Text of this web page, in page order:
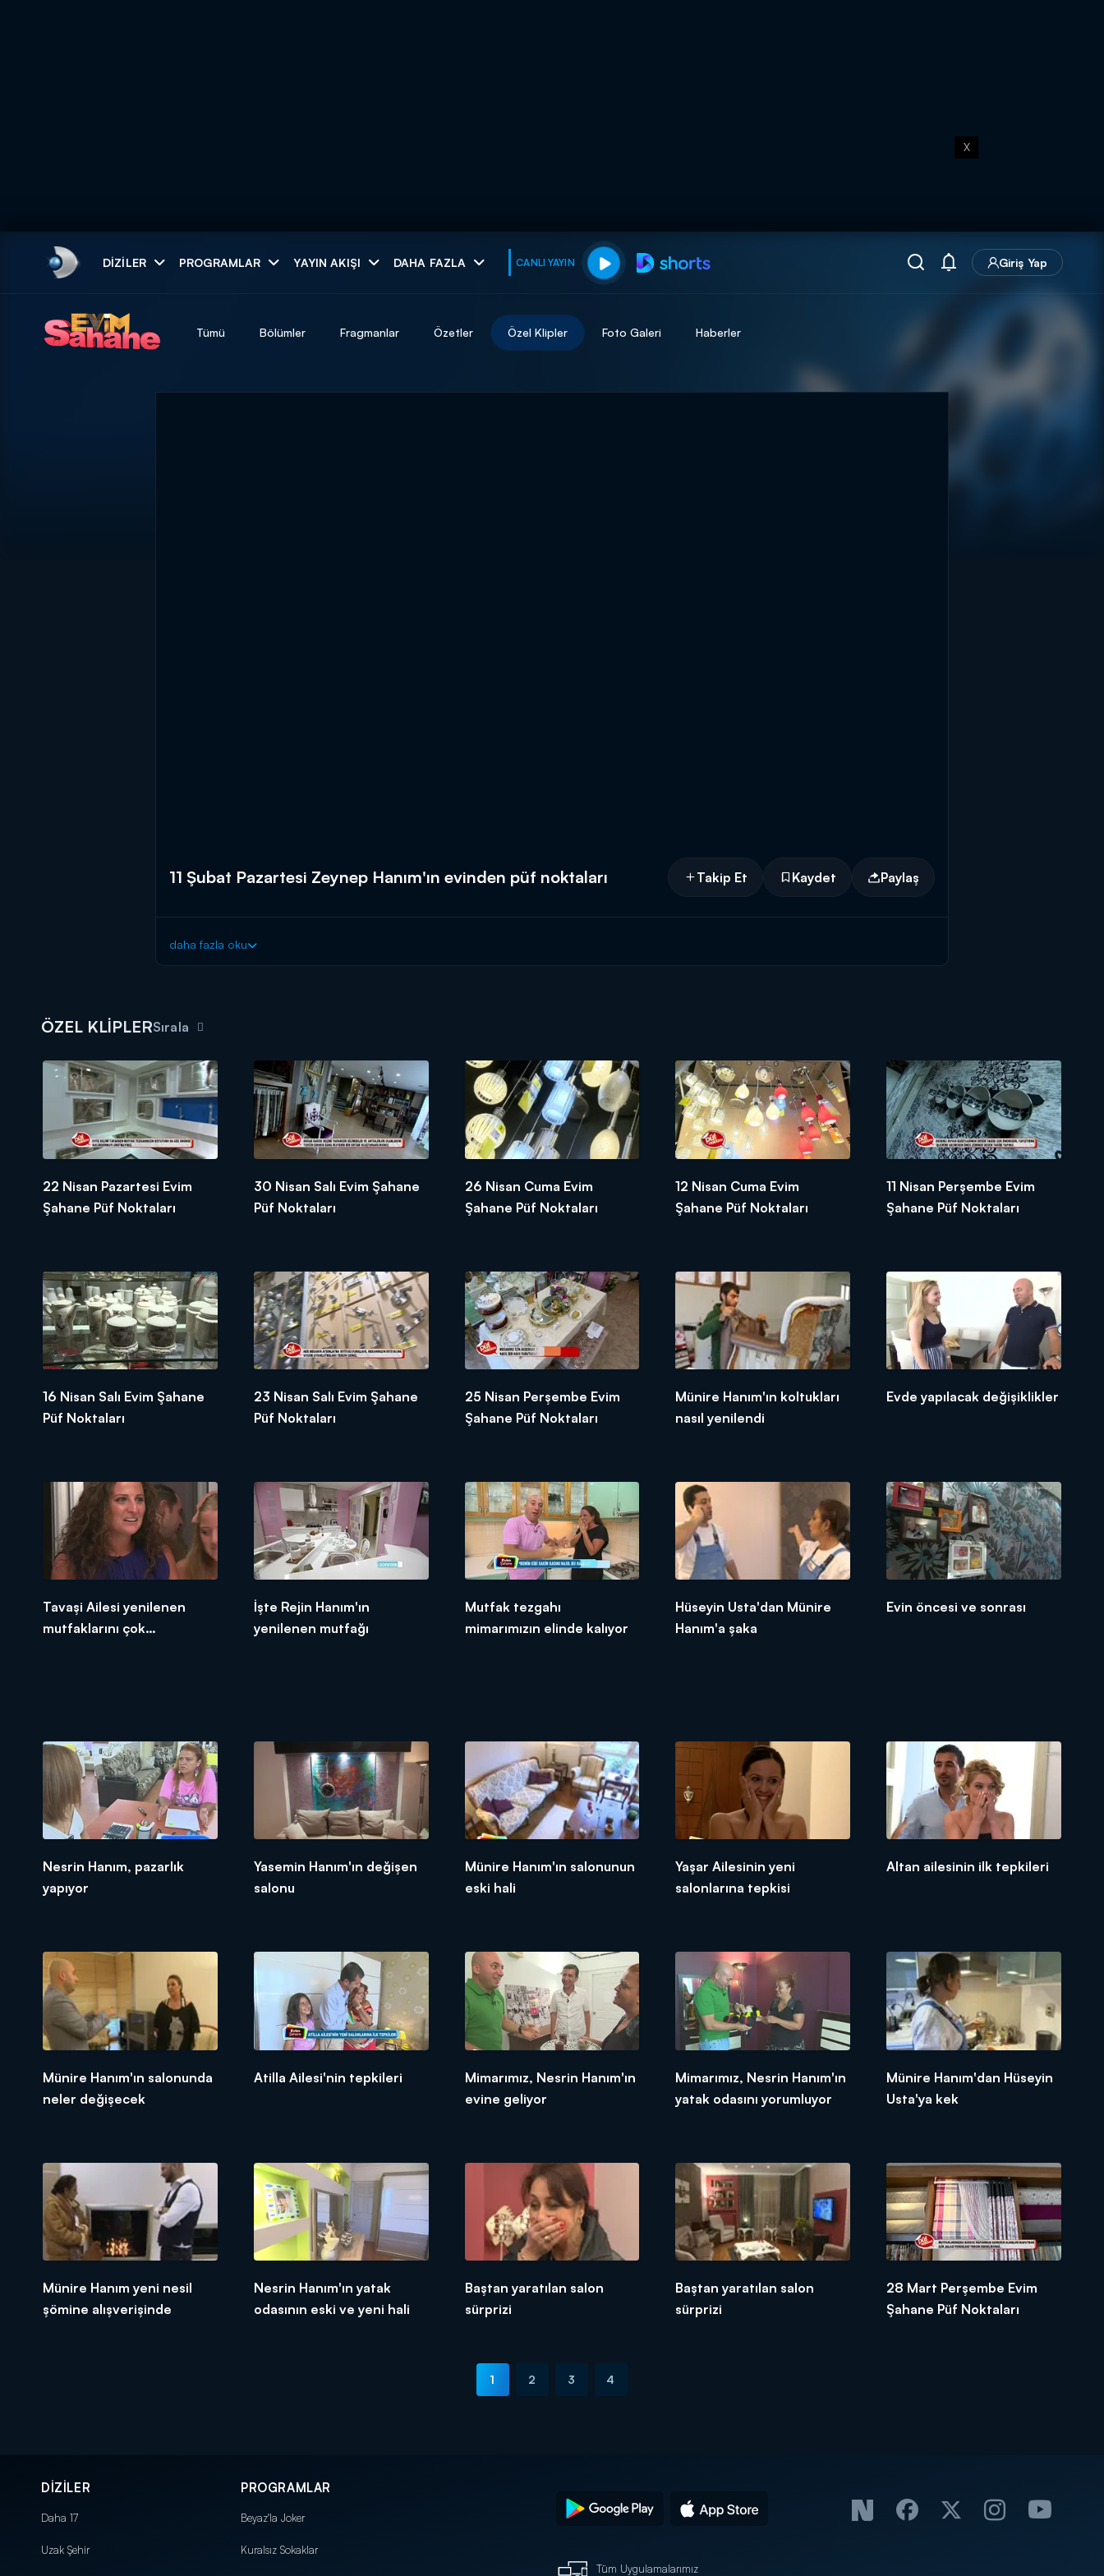
X
DIZILER PROGRAMLAR YAYIN AKIŞI DAHA FAZLA CANLI YAYIN Giriş Yap
muhteşem ikili
Tümü Bölümler Fragmanlar Özetler Özel Klipler Foto Galeri Haberler
11 Şubat Pazartesi Zeynep Hanım'ın evinden püf noktaları Takip Et Kaydet Paylaş
daha fazla oku
ÖZEL KLİPLERSırala
22 Nisan Pazartesi Evim
Şahane Püf Noktaları
30 Nisan Salı Evim Şahane
Püf Noktaları
26 Nisan Cuma Evim
Şahane Püf Noktaları
12 Nisan Cuma Evim
Şahane Püf Noktaları
11 Nisan Perşembe Evim
Şahane Püf Noktaları
16 Nisan Salı Evim Şahane
Püf Noktaları
23 Nisan Salı Evim Şahane
Püf Noktaları
25 Nisan Perşembe Evim
Şahane Püf Noktaları
Münire Hanım'ın koltukları
nasıl yenilendi
Evde yapılacak değişiklikler
Tavaşi Ailesi yenilenen
mutfaklarını çok
İşte Rejin Hanım'ın
yenilenen mutfağı
Mutfak tezgahı
mimarımızın elinde kalıyor
Hüseyin Usta'dan Münire
Hanım'a şaka
Evin öncesi ve sonrası
Nesrin Hanım, pazarlık
yapıyor
Yasemin Hanım'ın değişen
salonu
Münire Hanım'ın salonunun
eski hali
Yaşar Ailesinin yeni
salonlarına tepkisi
Altan ailesinin ilk tepkileri
Münire Hanım'ın salonunda
neler değişecek
Atilla Ailesi'nin tepkileri
Mimarımız, Nesrin Hanım'ın
evine geliyor
Mimarımız, Nesrin Hanım'ın
yatak odasını yorumluyor
Münire Hanım'dan Hüseyin
Usta'ya kek
Münire Hanım yeni nesil
şömine alışverişinde
Nesrin Hanım'ın yatak
odasının eski ve yeni hali
Baştan yaratılan salon
sürprizi
Baştan yaratılan salon
sürprizi
28 Mart Perşembe Evim
Şahane Püf Noktaları
1 2 3 4
DİZİLER
Daha 17
Uzak Şehir
PROGRAMLAR
Beyaz'la Joker
Kuralsız Sokaklar
Tüm Uygulamalarımız